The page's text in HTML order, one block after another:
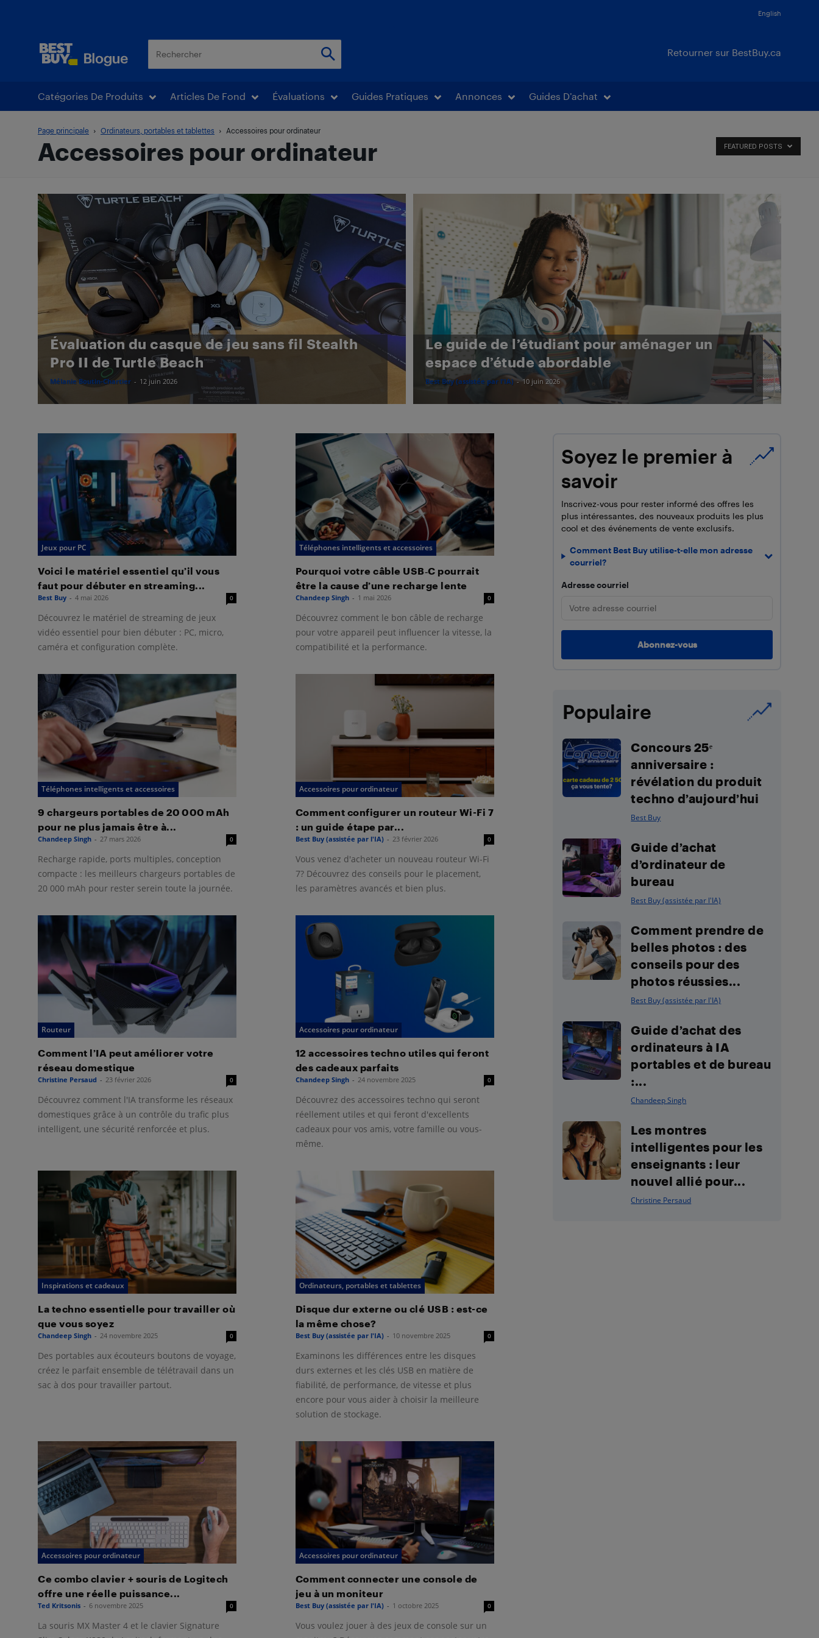
English
Retourner sur BestBuy.ca
Catégories De Produits Articles De Fond Évaluations Guides Pratiques Annonces Guides D’achat
Page principale Ordinateurs, portables et tablettes Accessoires pour ordinateur
Accessoires pour ordinateur FEATURED POSTS
Évaluation du casque de jeu sans fil Stealth
Pro II de Turtle Beach
Mélanie Boutin-Chartier - 12 juin 2026
Le guide de l’étudiant pour aménager un
espace d’étude abordable
Best Buy (assistée par l'IA) - 10 juin 2026
Jeux pour PC
Voici le matériel essentiel qu’il vous
faut pour débuter en streaming...
Best Buy - 4 mai 2026 0
Découvrez le matériel de streaming de jeux
vidéo essentiel pour bien débuter : PC, micro,
caméra et configuration complète.
Téléphones intelligents et accessoires
Pourquoi votre câble USB‑C pourrait
être la cause d’une recharge lente
Chandeep Singh - 1 mai 2026 0
Découvrez comment le bon câble de recharge
pour votre appareil peut influencer la vitesse, la
compatibilité et la performance.
Téléphones intelligents et accessoires
9 chargeurs portables de 20 000 mAh
pour ne plus jamais être à...
Chandeep Singh - 27 mars 2026 0
Recharge rapide, ports multiples, conception
compacte : les meilleurs chargeurs portables de
20 000 mAh pour rester serein toute la journée.
Accessoires pour ordinateur
Comment configurer un routeur Wi-Fi 7
: un guide étape par...
Best Buy (assistée par l'IA) - 23 février 2026 0
Vous venez d'acheter un nouveau routeur Wi-Fi
7? Découvrez des conseils pour le placement,
les paramètres avancés et bien plus.
Routeur
Comment l’IA peut améliorer votre
réseau domestique
Christine Persaud - 23 février 2026 0
Découvrez comment l'IA transforme les réseaux
domestiques grâce à un contrôle du trafic plus
intelligent, une sécurité renforcée et plus.
Accessoires pour ordinateur
12 accessoires techno utiles qui feront
des cadeaux parfaits
Chandeep Singh - 24 novembre 2025 0
Découvrez des accessoires techno qui seront
réellement utiles et qui feront d'excellents
cadeaux pour vos amis, votre famille ou vous-
même.
Inspirations et cadeaux
La techno essentielle pour travailler où
que vous soyez
Chandeep Singh - 24 novembre 2025 0
Des portables aux écouteurs boutons de voyage,
créez le parfait ensemble de télétravail dans un
sac à dos pour travailler partout.
Ordinateurs, portables et tablettes
Disque dur externe ou clé USB : est-ce
la même chose?
Best Buy (assistée par l'IA) - 10 novembre 2025 0
Examinons les différences entre les disques
durs externes et les clés USB en matière de
fiabilité, de performance, de vitesse et plus
encore pour vous aider à choisir la meilleure
solution de stockage.
Accessoires pour ordinateur
Ce combo clavier + souris de Logitech
offre une réelle puissance...
Ted Kritsonis - 6 novembre 2025 0
La souris MX Master 4 et le clavier Signature
Accessoires pour ordinateur
Comment connecter une console de
jeu à un moniteur
Best Buy (assistée par l'IA) - 1 octobre 2025 0
Vous voulez jouer à des jeux de console sur un
Soyez le premier à
savoir
Inscrivez-vous pour rester informé des offres les
plus intéressantes, des nouveaux produits les plus
cool et des événements de vente exclusifs.
Comment Best Buy utilise-t-elle mon adresse
courriel?
Adresse courriel
Populaire
Concours 25ᵉ
anniversaire :
révélation du produit
techno d’aujourd’hui
Best Buy
Guide d’achat
d’ordinateur de
bureau
Best Buy (assistée par l'IA)
Comment prendre de
belles photos : des
conseils pour des
photos réussies...
Best Buy (assistée par l'IA)
Guide d’achat des
ordinateurs à IA
portables et de bureau
:...
Chandeep Singh
Les montres
intelligentes pour les
enseignants : leur
nouvel allié pour...
Christine Persaud